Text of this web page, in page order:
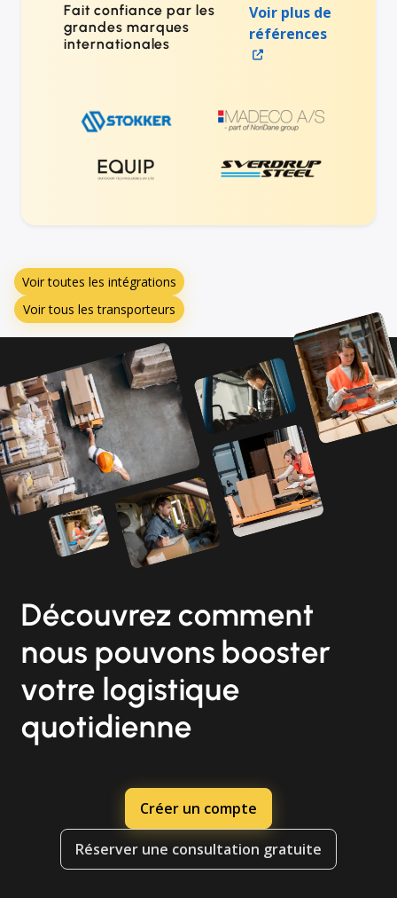
Fait confiance par les
grandes marques
internationales
Voir plus de
références
Voir toutes les intégrations
Voir tous les transporteurs
Découvrez comment
nous pouvons booster
votre logistique
quotidienne
Créer un compte
Réserver une consultation gratuite